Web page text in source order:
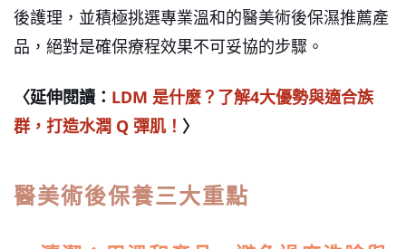
後護理，並積極挑選專業溫和的醫美術後保濕推薦產
品，絕對是確保療程效果不可妥協的步驟。
〈延伸閱讀： LDM 是什麼？了解4大優勢與適合族
群，打造水潤 Q 彈肌！ 〉
醫美術後保養三大重點